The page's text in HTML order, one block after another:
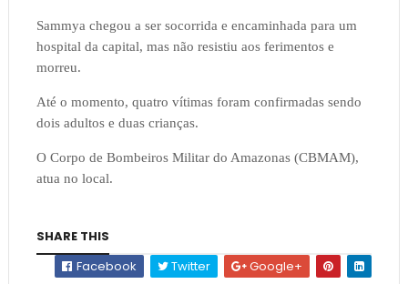
Sammya chegou a ser socorrida e encaminhada para um
hospital da capital, mas não resistiu aos ferimentos e
morreu.
Até o momento, quatro vítimas foram confirmadas sendo
dois adultos e duas crianças.
O Corpo de Bombeiros Militar do Amazonas (CBMAM),
atua no local.
SHARE THIS
Facebook
Twitter Google+